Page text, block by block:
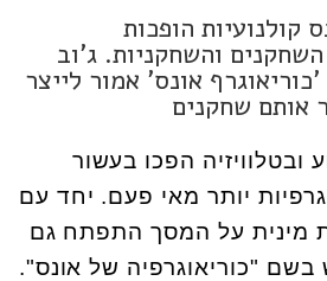
קולנועיות הופכות
והשחקניות. ג'וב
אונס' אמור לייצר
אותם שחקנים
ובטלוויזיה הפכו בעשור
יותר מאי פעם. יחד עם
מינית על המסך התפתח גם
"כוריאוגרפיה של אונס".